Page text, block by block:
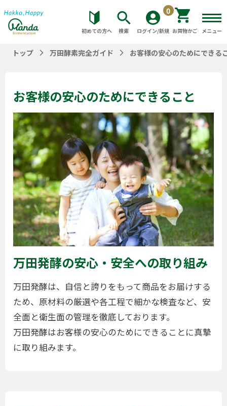
初めての方へ 検索 ログイン/新規お買物かご
0
メニュー
トップ 万田酵素完全ガイド お客様の安心のためにできる
お客様の安心のためにできること
万田発酵の安心・安全への取り組み
万田発酵は、自信と誇りをもって商品をお届けする
ため、原材料の厳選や各工程で細かな検査など、安
全面と衛生面の管理を徹底しております。
万田発酵はお客様の安心のためにできることに真摯
に取り組みます。